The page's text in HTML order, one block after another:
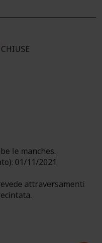
CHIUSE
le manches.
01/11/2021
attraversamenti